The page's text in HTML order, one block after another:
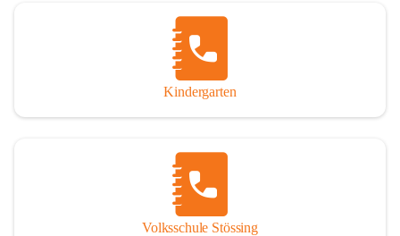
Kindergarten
Volksschule Stössing